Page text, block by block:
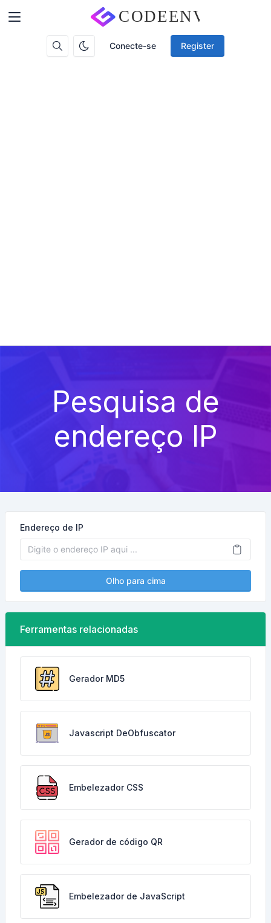
Conecte-se Register
Pesquisa de
endereço IP
Endereço de IP
Olho para cima
Ferramentas relacionadas
Gerador MD5
Javascript DeObfuscator
Embelezador CSS
Gerador de código QR
Embelezador de JavaScript